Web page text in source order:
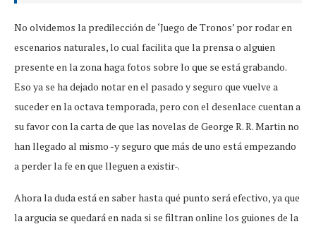
No olvidemos la predilección de ‘Juego de Tronos’ por rodar en
escenarios naturales, lo cual facilita que la prensa o alguien
presente en la zona haga fotos sobre lo que se está grabando.
Eso ya se ha dejado notar en el pasado y seguro que vuelve a
suceder en la octava temporada, pero con el desenlace cuentan a
su favor con la carta de que las novelas de George R. R. Martin no
han llegado al mismo -y seguro que más de uno está empezando
a perder la fe en que lleguen a existir-.
Ahora la duda está en saber hasta qué punto será efectivo, ya que
la argucia se quedará en nada si se filtran online los guiones de la